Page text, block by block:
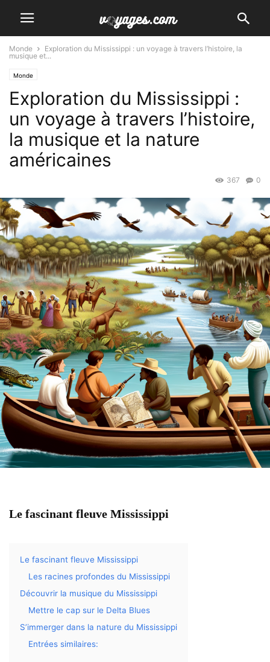
Monde
Exploration du Mississippi : un voyage à travers l’histoire, la
musique et...
Monde
Exploration du Mississippi :
un voyage à travers l’histoire,
la musique et la nature
américaines
0
367
Le fascinant fleuve Mississippi
Le fascinant fleuve Mississippi
Les racines profondes du Mississippi
Découvrir la musique du Mississippi
Mettre le cap sur le Delta Blues
S’immerger dans la nature du Mississippi
Entrées similaires: